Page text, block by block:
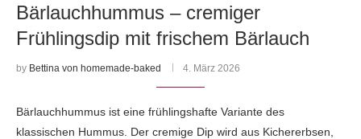
Bärlauchhummus – cremiger
Frühlingsdip mit frischem Bärlauch
by Bettina von homemade-baked 4. März 2026
Bärlauchhummus ist eine frühlingshafte Variante des
klassischen Hummus. Der cremige Dip wird aus Kichererbsen,